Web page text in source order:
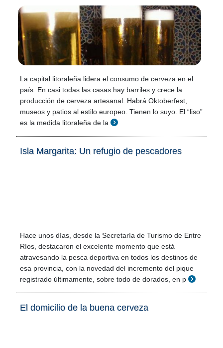
La capital litoraleña lidera el consumo de cerveza en el
país. En casi todas las casas hay barriles y crece la
producción de cerveza artesanal. Habrá Oktoberfest,
museos y patios al estilo europeo. Tienen lo suyo. El “liso”
es la medida litoraleña de la
Isla Margarita: Un refugio de pescadores
Hace unos días, desde la Secretaría de Turismo de Entre
Ríos, destacaron el excelente momento que está
atravesando la pesca deportiva en todos los destinos de
esa provincia, con la novedad del incremento del pique
registrado últimamente, sobre todo de dorados, en p
El domicilio de la buena cerveza